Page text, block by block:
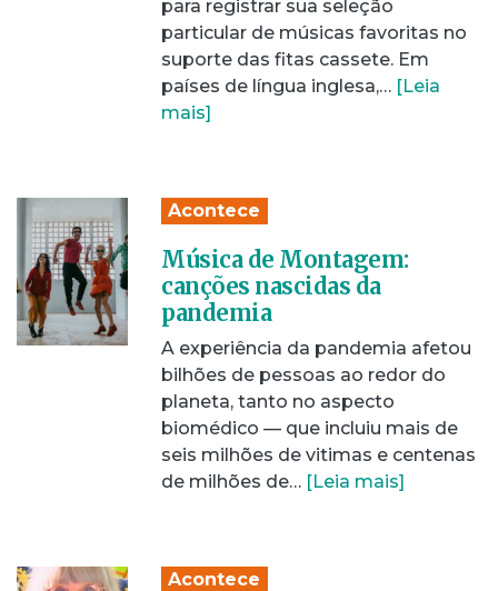
para registrar sua seleção
particular de músicas favoritas no
suporte das fitas cassete. Em
países de língua inglesa,… [Leia
mais]
Acontece
Música de Montagem:
canções nascidas da
pandemia
A experiência da pandemia afetou
bilhões de pessoas ao redor do
planeta, tanto no aspecto
biomédico — que incluiu mais de
seis milhões de vitimas e centenas
de milhões de… [Leia mais]
Acontece